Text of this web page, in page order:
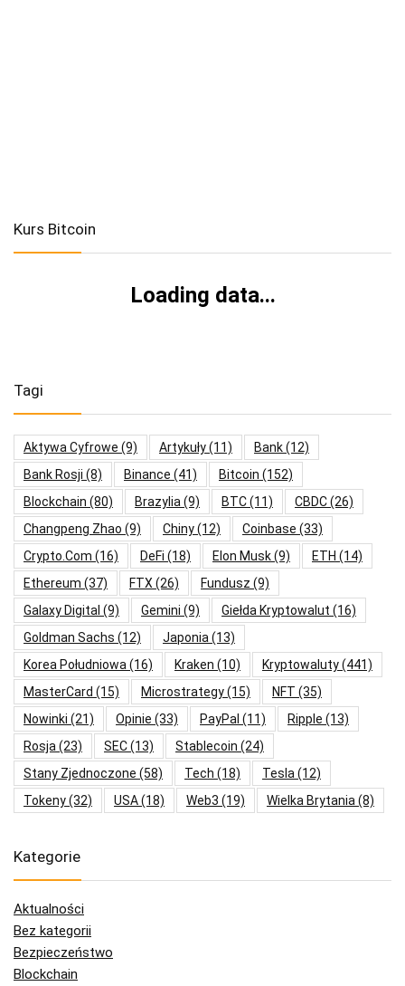
Kurs Bitcoin
Loading data...
Tagi
Aktywa Cyfrowe (9) Artykuły(11) Bank(12)
Bank Rosji (8) Binance (41) Bitcoin (152)
Blockchain (80) Brazylia (9) BTC(11) CBDC(26)
Changpeng Zhao (9) Chiny(12) Coinbase (33)
Crypto.com (16) DeFi (18) Elon Musk(9) ETH (14)
Ethereum (37) FTX (26) Fundusz (9)
Galaxy Digital (9) Gemini (9) Giełda Kryptowalut (16)
Goldman Sachs (12) Japonia (13)
Korea Południowa (16) Kraken (10) Kryptowaluty(441)
MasterCard (15) Microstrategy(15) NFT (35)
Nowinki (21) Opinie (33) PayPal (11) Ripple (13)
Rosja (23) SEC(13) Stablecoin (24)
Stany Zjednoczone (58) Tech (18) Tesla (12)
Tokeny(32) USA(18) Web3 (19) Wielka Brytania (8)
Kategorie
Aktualności
Bez kategorii
Bezpieczeństwo
Blockchain